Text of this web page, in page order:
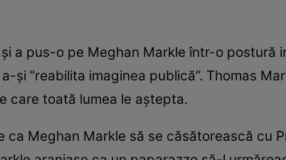
a pus-o pe Meghan Markle într-o
şi ”reabilita imaginea publică”. Thomas
care toată lumea le aştepta.
ca Meghan Markle să se căsătorească cu